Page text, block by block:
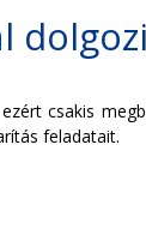
csakis
feladatait.